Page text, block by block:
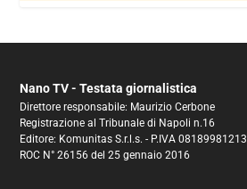
Nano TV - Testata giornalistica
Direttore responsabile: Maurizio Cerbone
Registrazione al Tribunale di Napoli n.16
Editore: Komunitas S.r.l.s. - P.IVA 08189981213
ROC N° 26156 del 25 gennaio 2016